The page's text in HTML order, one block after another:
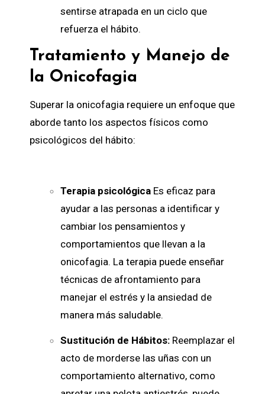
sentirse atrapada en un ciclo que
refuerza el hábito.
Tratamiento y Manejo de
la Onicofagia
Superar la onicofagia requiere un enfoque que
aborde tanto los aspectos físicos como
psicológicos del hábito:
Terapia psicológica Es eficaz para
ayudar a las personas a identificar y
cambiar los pensamientos y
comportamientos que llevan a la
onicofagia. La terapia puede enseñar
técnicas de afrontamiento para
manejar el estrés y la ansiedad de
manera más saludable.
Sustitución de Hábitos: Reemplazar el
acto de morderse las uñas con un
comportamiento alternativo, como